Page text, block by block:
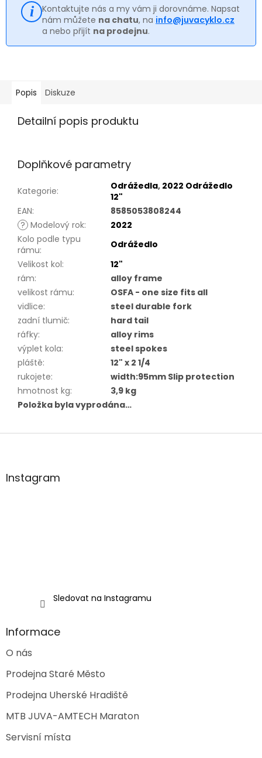
Kontaktujte nás a my vám ji dorovnáme. Napsat
nám můžete na chatu, na info@juvacyklo.cz
a nebo přijít na prodejnu.
Popis Diskuze
Detailní popis produktu
Doplňkové parametry
Kategorie: Odrážedla, 2022 Odrážedlo
12"
EAN:
8585053808244
? Modelový rok:
2022
Kolo podle typu
rámu:
Odrážedlo
Velikost kol:
12"
rám:
alloy frame
velikost rámu:
OSFA - one size fits all
vidlice:
steel durable fork
zadní tlumič:
hard tail
ráfky:
alloy rims
výplet kola:
steel spokes
pláště:
12" x 2 1/4
rukojete:
width:95mm Slip protection
hmotnost kg:
3,9 kg
Položka byla vyprodána…
Z
aInstagram
Sledovat na Instagramu
Informace
O nás
Prodejna Staré Město
Prodejna Uherské Hradiště
MTB JUVA-AMTECH Maraton
Servisní místa